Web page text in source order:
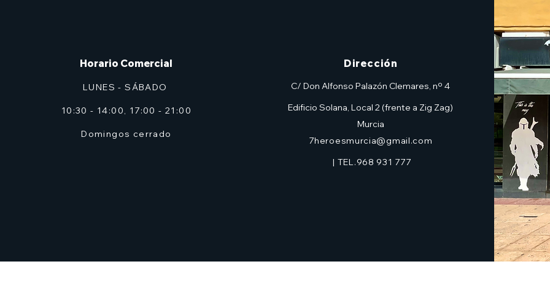
Horario Comercial
LUNES - SÁBADO
10:30 - 14:00, 17:00 - 21:00
Domingos cerrado
Dirección
C/ Don Alfonso Palazón Clemares, nº 4
Edificio Solana, Local 2 (frente a Zig Zag)
Murcia
7heroesmurcia@gmail.com
| TEL.968 931 777